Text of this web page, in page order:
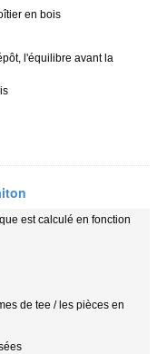
en bois
l'équilibre avant la
est calculé en fonction
de tee / les pièces en